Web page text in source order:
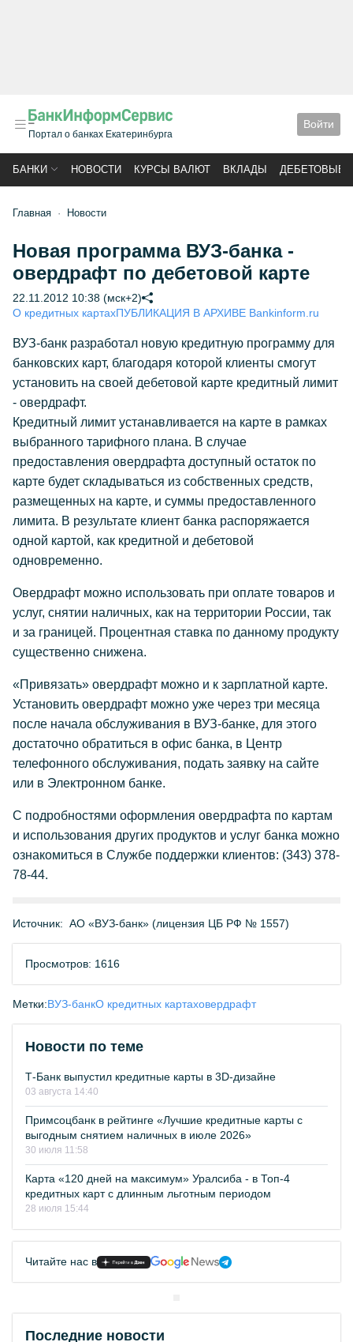
Портал о банках Екатеринбурга
Войти
БАНКИ НОВОСТИ КУРСЫ ВАЛЮТ ВКЛАДЫ ДЕБЕТОВЫЕ
Главная Новости
Новая программа ВУЗ-банка -
овердрафт по дебетовой карте
22.11.2012 10:38 (мск+2)
О кредитных картахПУБЛИКАЦИЯ В АРХИВЕ Bankinform.ru
ВУЗ-банк разработал новую кредитную программу для
банковских карт, благодаря которой клиенты смогут
установить на своей дебетовой карте кредитный лимит
- овердрафт.
Кредитный лимит устанавливается на карте в рамках
выбранного тарифного плана. В случае
предоставления овердрафта доступный остаток по
карте будет складываться из собственных средств,
размещенных на карте, и суммы предоставленного
лимита. В результате клиент банка распоряжается
одной картой, как кредитной и дебетовой
одновременно.
Овердрафт можно использовать при оплате товаров и
услуг, снятии наличных, как на территории России, так
и за границей. Процентная ставка по данному продукту
существенно снижена.
«Привязать» овердрафт можно и к зарплатной карте.
Установить овердрафт можно уже через три месяца
после начала обслуживания в ВУЗ-банке, для этого
достаточно обратиться в офис банка, в Центр
телефонного обслуживания, подать заявку на сайте
или в Электронном банке.
С подробностями оформления овердрафта по картам
и использования других продуктов и услуг банка можно
ознакомиться в Службе поддержки клиентов: (343) 378-
78-44.
Источник: АО «ВУЗ-банк» (лицензия ЦБ РФ № 1557)
Просмотров: 1616
Метки:ВУЗ-банкО кредитных картаховердрафт
Новости по теме
Т-Банк выпустил кредитные карты в 3D-дизайне
03 августа 14:40
Примсоцбанк в рейтинге «Лучшие кредитные карты с
выгодным снятием наличных в июле 2026»
30 июля 11:58
Карта «120 дней на максимум» Уралсиба - в Топ-4
кредитных карт с длинным льготным периодом
28 июля 15:44
Читайте нас в
Последние новости